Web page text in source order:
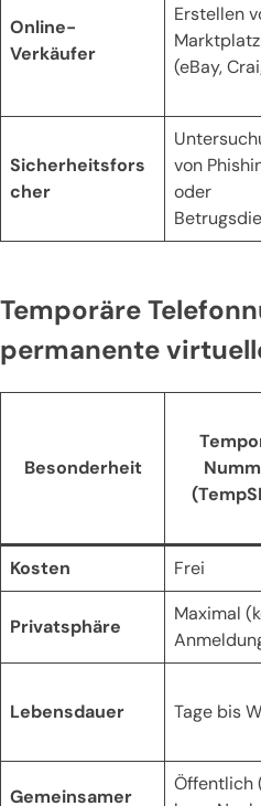
Online-
Verkäufer
Erstellen
(eBay,
Sicherheitsfors
cher
von
oder
Temporäre
permanente
Besonderheit
Kosten Frei
Privatsphäre
Maximal
Lebensdauer Tage bis
Gemeinsamer
Öffentlich